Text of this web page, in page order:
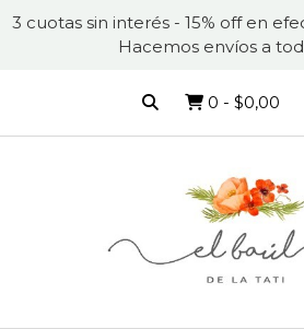
3 cuotas sin interés - 15% off en
Hacemos envíos a
0 - $0,00